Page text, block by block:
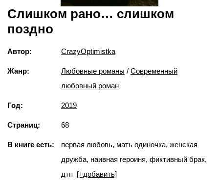
Слишком рано… слишком
поздно
Автор: CrazyOptimistka
Жанр: Любовные романы / Современный
любовный роман
Год: 2019
Страниц: 68
В книге есть:
первая любовь, мать одиночка, женская
дружба, наивная героиня, фиктивный брак,
дтп [+добавить]